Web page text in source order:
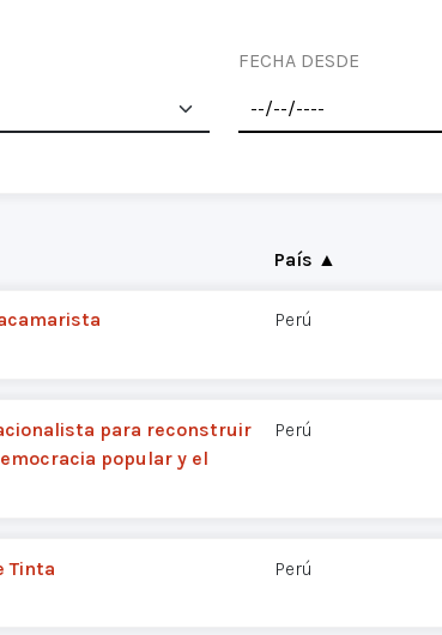
FECHA DESDE
País ▲
Perú
para reconstruir
popular y el
Perú
Tinta Perú